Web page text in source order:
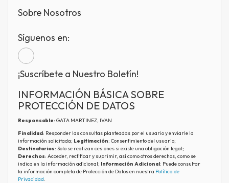
Sobre Nosotros
Síguenos en:
¡Suscríbete a Nuestro Boletín!
INFORMACIÓN BÁSICA SOBRE
PROTECCIÓN DE DATOS
Responsable: GATA MARTINEZ, IVAN
Finalidad: Responder las consultas planteadas por el usuario y enviarle la
información solicitada; Legitimación: Consentimiento del usuario;
Destinatarios: Solo se realizan cesiones si existe una obligación legal;
Derechos: Acceder, rectificar y suprimir, así como otros derechos, como se
indica en la información adicional; Información Adicional: Puede consultar
la información completa de Protección de Datos en nuestra Política de
Privacidad.